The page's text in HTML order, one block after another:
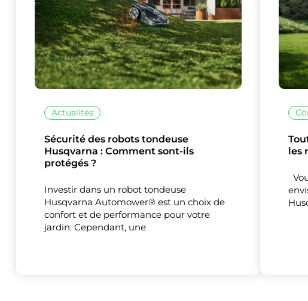
Ce site utilise
Actualités
Sécurité des robots tondeuse
Husqvarna : Comment sont-ils
protégés ?
Investir dans un robot tondeuse
Husqvarna Automower® est un choix de
confort et de performance pour votre
jardin. Cependant, une
les